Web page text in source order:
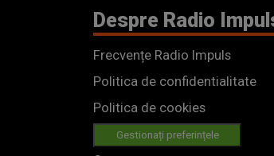
Despre Radio
Frecvențe Radio Impuls
Politica de confidentialitate
Politica de cookies
Gestionați preferințele